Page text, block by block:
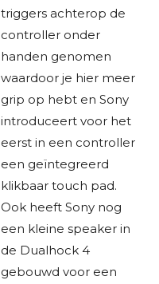
triggers achterop de
controller onder
handen genomen
waardoor je hier meer
grip op hebt en Sony
introduceert voor het
eerst in een controller
een geïntegreerd
klikbaar touch pad.
Ook heeft Sony nog
een kleine speaker in
de Dualhock 4
gebouwd voor een